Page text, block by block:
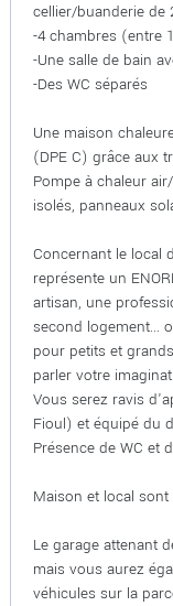
cellier/buanderie de
-4 chambres (entre
-Une salle de bain
-Des WC séparés
Une maison
(DPE C) grâce aux
Pompe à chaleur
isolés, panneaux
Concernant le local
représente un
artisan, une
second logement...
pour petits et
parler votre
Vous serez ravis
Fioul) et équipé du
Présence de WC et
Maison et local
Le garage attenant
mais vous aurez
véhicules sur la